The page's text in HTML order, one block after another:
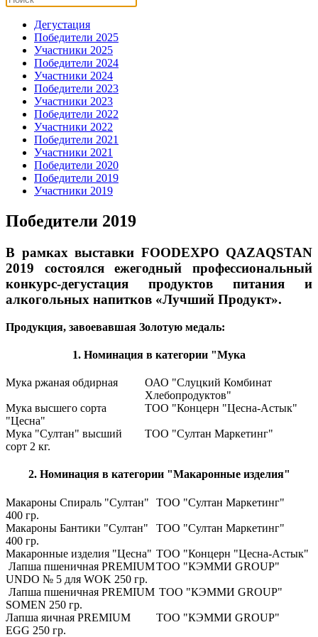
Дегустация
Победители 2025
Участники 2025
Победители 2024
Участники 2024
Победители 2023
Участники 2023
Победители 2022
Участники 2022
Победители 2021
Участники 2021
Победители 2020
Победители 2019
Участники 2019
Победители 2019
В рамках выставки FOODEXPO QAZAQSTAN
2019 состоялся ежегодный профессиональный
конкурс-дегустация продуктов питания и
алкогольных напитков «Лучший Продукт».
Продукция, завоевавшая Золотую медаль:
1. Номинация в категории "Мука
Мука ржаная обдирная
ОАО "Слуцкий Комбинат
Хлебопродуктов"
Мука высшего сорта
"Цесна"
ТОО "Концерн "Цесна-Астык"
Мука "Султан" высший
сорт 2 кг.
ТОО "Султан Маркетинг"
2. Номинация в категории "Макаронные изделия"
Макароны Спираль "Султан"
400 гр.
ТОО "Султан Маркетинг"
Макароны Бантики "Султан"
400 гр.
ТОО "Султан Маркетинг"
Макаронные изделия "Цесна" ТОО "Концерн "Цесна-Астык"
Лапша пшеничная PREMIUM
UNDO № 5 для WOK 250 гр.
ТОО "КЭММИ GROUP"
Лапша пшеничная PREMIUM
SOMEN 250 гр.
ТОО "КЭММИ GROUP"
Лапша яичная PREMIUM
EGG 250 гр.
ТОО "КЭММИ GROUP"